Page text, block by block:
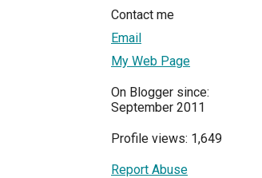
Contact me
Email
My Web Page
On Blogger since:
September 2011
Profile views: 1,649
Report Abuse